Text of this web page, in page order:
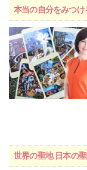
本当の自分をみつ
世界の聖地 日本の